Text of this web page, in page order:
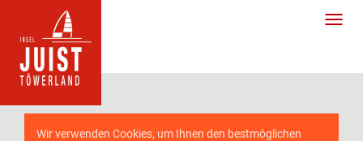
Wir verwenden Cookies, um Ihnen den bestmöglichen